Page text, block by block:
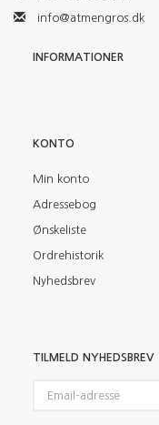
info@atmengros.dk
INFORMATIONER
KONTO
Min konto
Adressebog
Ønskeliste
Ordrehistorik
Nyhedsbrev
TILMELD NYHEDSBREV
adresse